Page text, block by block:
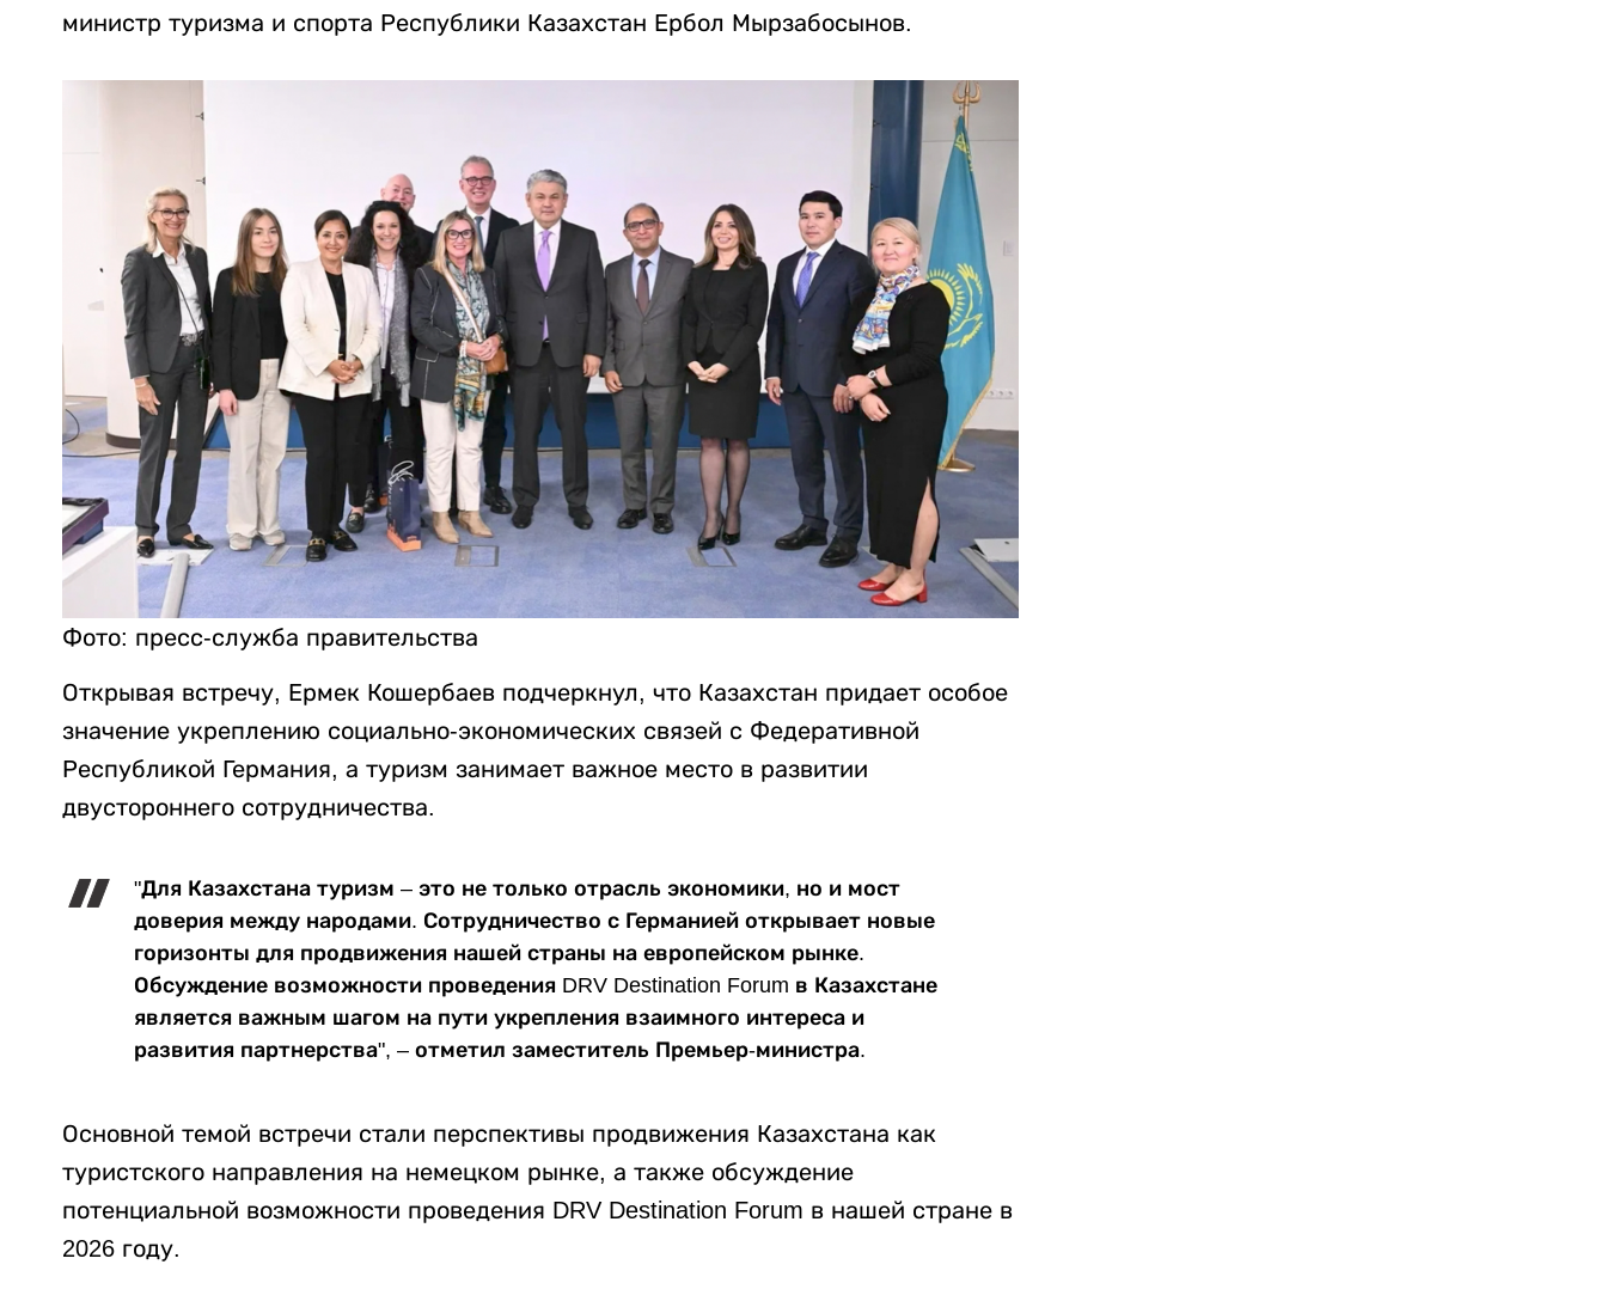
министр туризма и спорта Республики Казахстан Ербол Мырзабосынов.
Фото: пресс-служба правительства
Открывая встречу, Ермек Кошербаев подчеркнул, что Казахстан придает особое
значение укреплению социально-экономических связей с Федеративной
Республикой Германия, а туризм занимает важное место в развитии
двустороннего сотрудничества.
"Для Казахстана туризм – это не только отрасль экономики, но и мост
доверия между народами. Сотрудничество с Германией открывает новые
горизонты для продвижения нашей страны на европейском рынке.
Обсуждение возможности проведения DRV Destination Forum в Казахстане
является важным шагом на пути укрепления взаимного интереса и
развития партнерства", – отметил заместитель Премьер-министра.
Основной темой встречи стали перспективы продвижения Казахстана как
туристского направления на немецком рынке, а также обсуждение
потенциальной возможности проведения DRV Destination Forum в нашей стране в
2026 году.